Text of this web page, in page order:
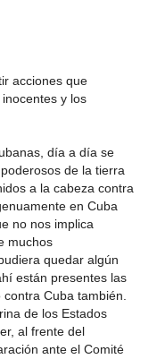
acciones que
y los
día a día se
de la tierra
a la cabeza contra
en Cuba
no nos implica
muchos
quedar algún
están presentes las
Cuba también.
de los Estados
al frente del
ante el Comité